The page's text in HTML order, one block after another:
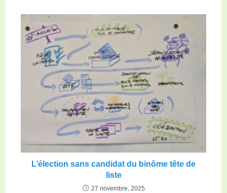
L’élection sans candidat du binôme tête de
liste
27 novembre, 2025